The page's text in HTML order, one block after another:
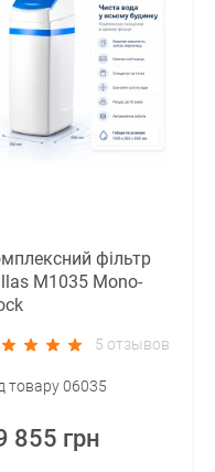
фільтр
М1035 Mono-
5 отзывов
товару 06035
855 грн